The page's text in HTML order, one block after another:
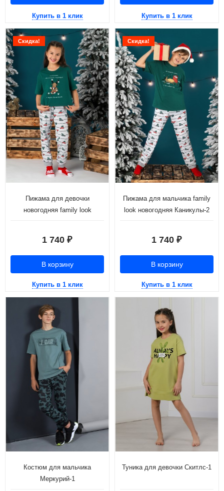
Купить в 1 клик Купить в 1 клик
Скидка!
Пижама для девочки
новогодняя family look
1 740 ₽
В корзину
Купить в 1 клик
Скидка!
Пижама для мальчика family
look новогодняя Каникулы-2
1 740 ₽
В корзину
Купить в 1 клик
Костюм для мальчика
Меркурий-1
Туника для девочки Скитлс-1